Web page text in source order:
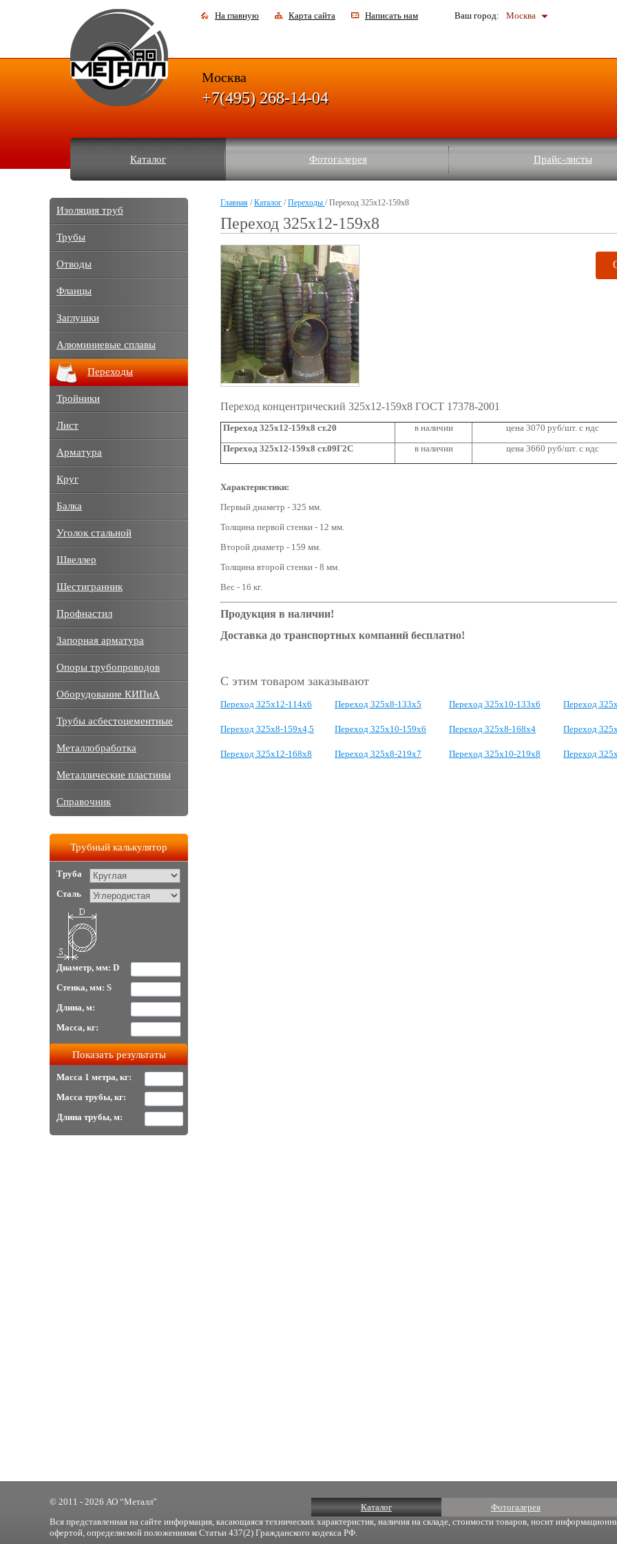
На главную Карта сайта Написать нам Ваш город: Москва
Каталог Фотогалерея Прайс-листы
Москва
+7(495) 268-14-04
Главная /Каталог /Переходы / Переход 325х12-159х8
Переход 325х12-159х8
Переход концентрический 325х12-159х8 ГОСТ 17378-2001
Переход 325х12-159х8 ст.20 в наличии
цена 3070 руб/шт. с ндс
Переход 325х12-159х8 ст.09Г2С
в наличии цена 3660 руб/шт. с ндс
Характеристики:
Первый диаметр - 325 мм.
Толщина первой стенки - 12 мм.
Второй диаметр - 159 мм.
Толщина второй стенки - 8 мм.
Вес - 16 кг.
Продукция в наличии!
Доставка до транспортных компаний бесплатно!
С этим товаром заказывают
Переход 325х12-114х6 Переход 325х8-133х5 Переход 325х10-133х6 Переход
Переход 325х8-159х4,5 Переход 325х10-159х6 Переход 325х8-168х4 Переход
Переход 325х12-168х8 Переход 325х8-219х7 Переход 325х10-219х8 Переход
Изоляция труб
Трубы
Отводы
Фланцы
Заглушки
Алюминиевые сплавы
Переходы
Тройники
Лист
Арматура
Круг
Балка
Уголок стальной
Швеллер
Шестигранник
Профнастил
Запорная арматура
Опоры трубопроводов
Оборудование КИПиА
Трубы асбестоцементные
Металлобработка
Металлические пластины
Справочник
Трубный калькулятор
Труба
Сталь
Диаметр, мм: D
Стенка, мм: S
Длина, м:
Масса, кг:
Масса 1 метра, кг:
Масса трубы, кг:
Длина трубы, м:
Каталог Фотогалерея
© 2011 - 2026 АО “Металл”
Вся представленная на сайте информация, касающаяся технических характеристик, наличия на складе, стоимости товаров, носит
офертой, определяемой положениями Статьи 437(2) Гражданского кодекса РФ.